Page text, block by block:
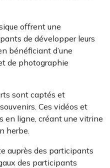
offrent une
de développer leurs
bénéficiant d’une
de photographie
sont captés et
Ces vidéos et
en ligne, créant une vitrine
herbe.
auprès des participants
des participants